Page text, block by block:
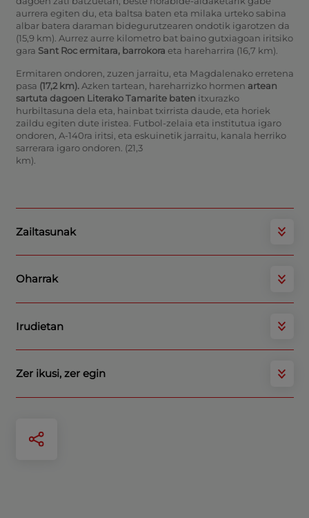
aurrera egiten du, eta baltsa baten eta milaka urteko sabina
albar batera daraman bidegurutzearen ondotik igarotzen da
(15,9 km). Aurrez aurre kilometro bat baino gutxiagoan iritsiko
gara Sant Roc ermitara, barrokora eta hareharrira (16,7 km).
Ermitaren ondoren, zuzen jarraitu, eta Magdalenako erretena
pasa (17,2 km). Azken tartean, hareharrizko hormen artean
sartuta dagoen Literako Tamarite baten itxurazko
hurbiltasuna dela eta, hainbat txirrista daude, eta horiek
zaildu egiten dute iristea. Futbol-zelaia eta institutua igaro
ondoren, A-140ra iritsi, eta eskuinetik jarraitu, kanala herriko
sarrerara igaro ondoren. (21,3
km).
Zailtasunak
Oharrak
Irudietan
Zer ikusi, zer egin